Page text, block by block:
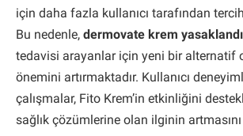
için daha fazla kullanıcı tarafından
Bu nedenle, dermovate krem yasaklandı
tedavisi arayanlar için yeni bir alternatif
önemini artırmaktadır. Kullanıcı
çalışmalar, Fito Krem’in etkinliğini
sağlık çözümlerine olan ilginin